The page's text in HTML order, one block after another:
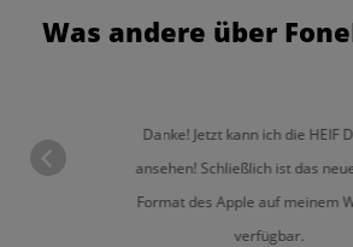
Was andere über
Danke! Jetzt kann ich die HEIF
ansehen! Schließlich ist das
Format des Apple auf meinem
verfügbar.